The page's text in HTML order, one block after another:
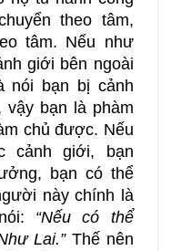
theo tâm,
tâm. Nếu như
giới bên ngoài
nói bạn bị cảnh
bạn là phàm
chủ được. Nếu
cảnh giới, bạn
bạn có thể
này chính là
“Nếu có thể
Lai.”Thế nên